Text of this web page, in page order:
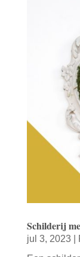
Schilderij
jul 3, 2023|